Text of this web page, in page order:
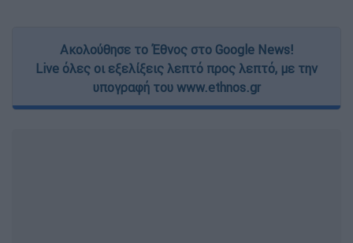
Ακολούθησε το Έθνος στο Google News!
Live όλες οι εξελίξεις λεπτό προς λεπτό, με την
υπογραφή του www.ethnos.gr